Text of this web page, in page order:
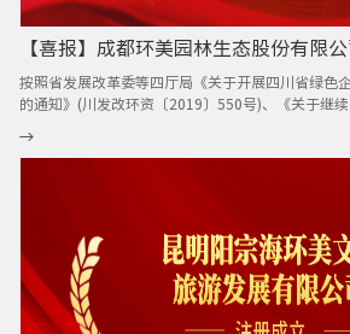
按照省发展改革委等四厅局《关于开展四川省绿色
的通知》(川发改环资〔2019〕550号)、《关于继